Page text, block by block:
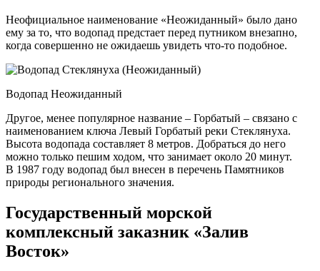
Неофициальное наименование «Неожиданный» было дано
ему за то, что водопад предстает перед путником внезапно,
когда совершенно не ожидаешь увидеть что-то подобное.
Водопад Неожиданный
Другое, менее популярное название – Горбатый – связано с
наименованием ключа Левый Горбатый реки Стеклянуха.
Высота водопада составляет 8 метров. Добраться до него
можно только пешим ходом, что занимает около 20 минут.
В 1987 году водопад был внесен в перечень Памятников
природы регионального значения.
Государственный морской
комплексный заказник «Залив
Восток»